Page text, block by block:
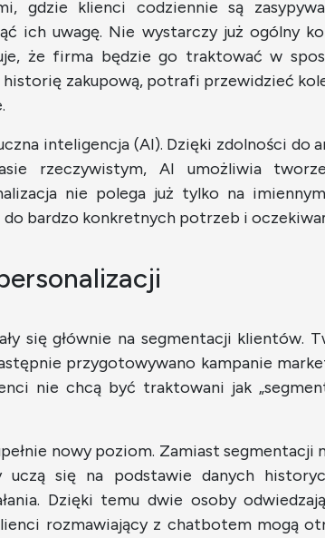
gdzie klienci codziennie są
ich uwagę. Nie wystarczy już ogólny
że firma będzie go traktować w
zakupową, potrafi przewidzieć
inteligencja (AI). Dzięki zdolności do
rzeczywistym, AI umożliwia
nie polega już tylko na
bardzo konkretnych potrzeb i
się głównie na segmentacji klientów.
przygotowywano kampanie
nie chcą być traktowani jak
nowy poziom. Zamiast
uczą się na podstawie danych
Dzięki temu dwie osoby
rozmawiający z chatbotem mogą